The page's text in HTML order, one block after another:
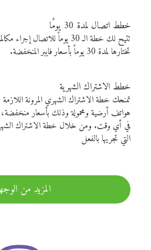
خطط اتصال لمدة 30 يومًا
تتيح لك خطة الـ 30 يوماً للاتصال
تختارها لمدة 30 يوماً بأسعار فايبر المنخفضة.
خطط الاشتراك الشهرية
تمنحك خطة الاشتراك الشهري المرونة
هواتف أرضية ومحمولة وذلك بأسعار
في أي وقت. ومن خلال خطة الاشتراك
التي تجريها بالفعل
المزيد من